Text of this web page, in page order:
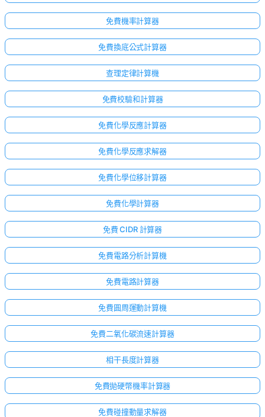
免費機率計算器
免費換底公式計算器
查理定律計算機
免費校驗和計算器
免費化學反應計算器
免費化學反應求解器
免費化學位移計算器
免費化學計算器
免費 CIDR 計算器
免費電路分析計算機
免費電路計算器
免費圓周運動計算機
免費二氧化碳流速計算器
相干長度計算器
免費拋硬幣機率計算器
免費碰撞動量求解器